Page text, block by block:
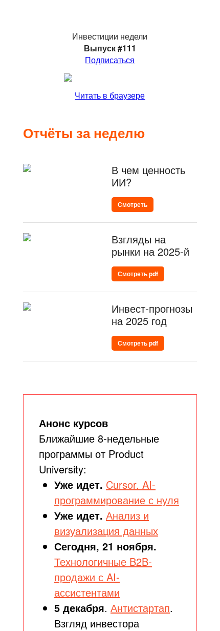
Инвестиции недели
Выпуск #111
Подписаться
Читать в браузере
Отчёты за неделю
В чем ценность
ИИ?
Смотреть
Взгляды на
рынки на 2025-й
Смотреть pdf
Инвест-прогнозы
на 2025 год
Смотреть pdf
Анонс курсов
Ближайшие 8-недельные
программы от Product
University:
Уже идет. Cursor. AI-
программирование с нуля
Уже идет. Анализ и
визуализация данных
Сегодня, 21 ноября.
Технологичные B2B-
продажи с AI-
ассистентами
5 декабря. Антистартап.
Взгляд инвестора